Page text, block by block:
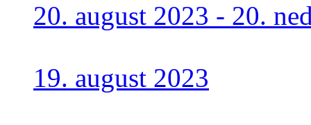
20. august 2023 - 20.
19. august 2023